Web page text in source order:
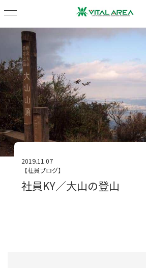
2019.11.07
【社員ブログ】
社員KY／大山の登山